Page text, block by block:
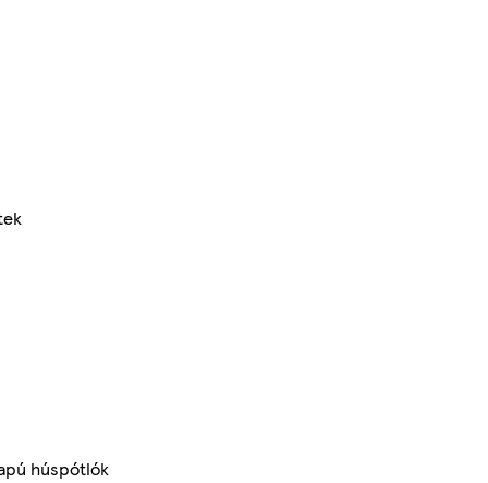
húspótlók